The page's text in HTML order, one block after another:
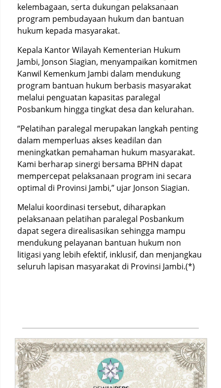
kelembagaan, serta dukungan pelaksanaan
program pembudayaan hukum dan bantuan
hukum kepada masyarakat.
Kepala Kantor Wilayah Kementerian Hukum
Jambi, Jonson Siagian, menyampaikan komitmen
Kanwil Kemenkum Jambi dalam mendukung
program bantuan hukum berbasis masyarakat
melalui penguatan kapasitas paralegal
Posbankum hingga tingkat desa dan kelurahan.
“Pelatihan paralegal merupakan langkah penting
dalam memperluas akses keadilan dan
meningkatkan pemahaman hukum masyarakat.
Kami berharap sinergi bersama BPHN dapat
mempercepat pelaksanaan program ini secara
optimal di Provinsi Jambi,” ujar Jonson Siagian.
Melalui koordinasi tersebut, diharapkan
pelaksanaan pelatihan paralegal Posbankum
dapat segera direalisasikan sehingga mampu
mendukung pelayanan bantuan hukum non
litigasi yang lebih efektif, inklusif, dan menjangkau
seluruh lapisan masyarakat di Provinsi Jambi.(*)